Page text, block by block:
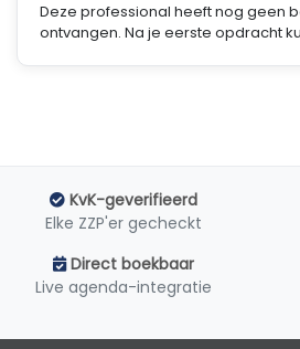
Deze professional heeft nog geen
ontvangen. Na je eerste opdracht
KvK-geverifieerd
Elke ZZP'er gecheckt
Direct boekbaar
Live agenda-integratie